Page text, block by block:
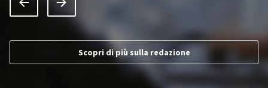
Scopri di più sulla redazione